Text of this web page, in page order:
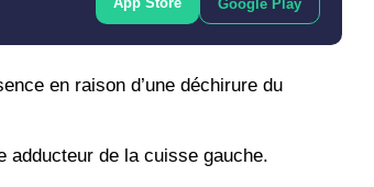
Google Play
en raison d’une déchirure du
adducteur de la cuisse gauche.